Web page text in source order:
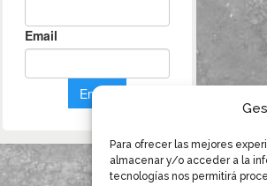
Para ofrecer las mejores
almacenar y/o acceder a la
tecnologías nos permitirá